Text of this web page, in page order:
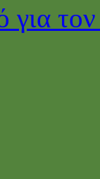
για